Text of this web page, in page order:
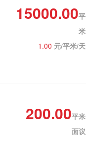
15000.00平
米
1.00 元/平米/天
200.00平米
面议